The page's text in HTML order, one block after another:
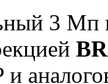
3 Мп
и